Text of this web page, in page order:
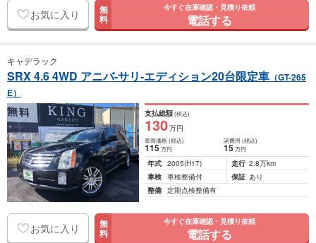
お気に入り 無
料
今すぐ在庫確認・見積り依頼
電話する
キャデラック
SRX 4.6 4WD アニバ-サリ-エディション20台限定車 （GT-265
E）
支払総額(税込)
130万円
車両価格(税込)
115万円
諸費用 (税込)
15 万円
年式 2005(H17) 走行 2.8万km
車検 車検整備付 保証 あり
整備 定期点検整備有
お気に入り 無
料
今すぐ在庫確認・見積り依頼
電話する